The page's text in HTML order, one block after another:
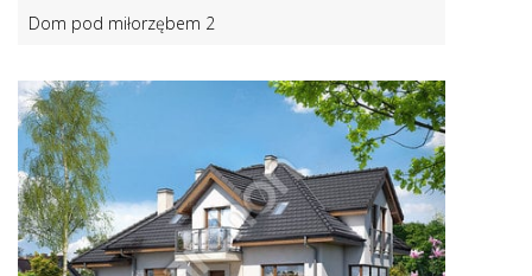
Dom pod miłorzębem 2